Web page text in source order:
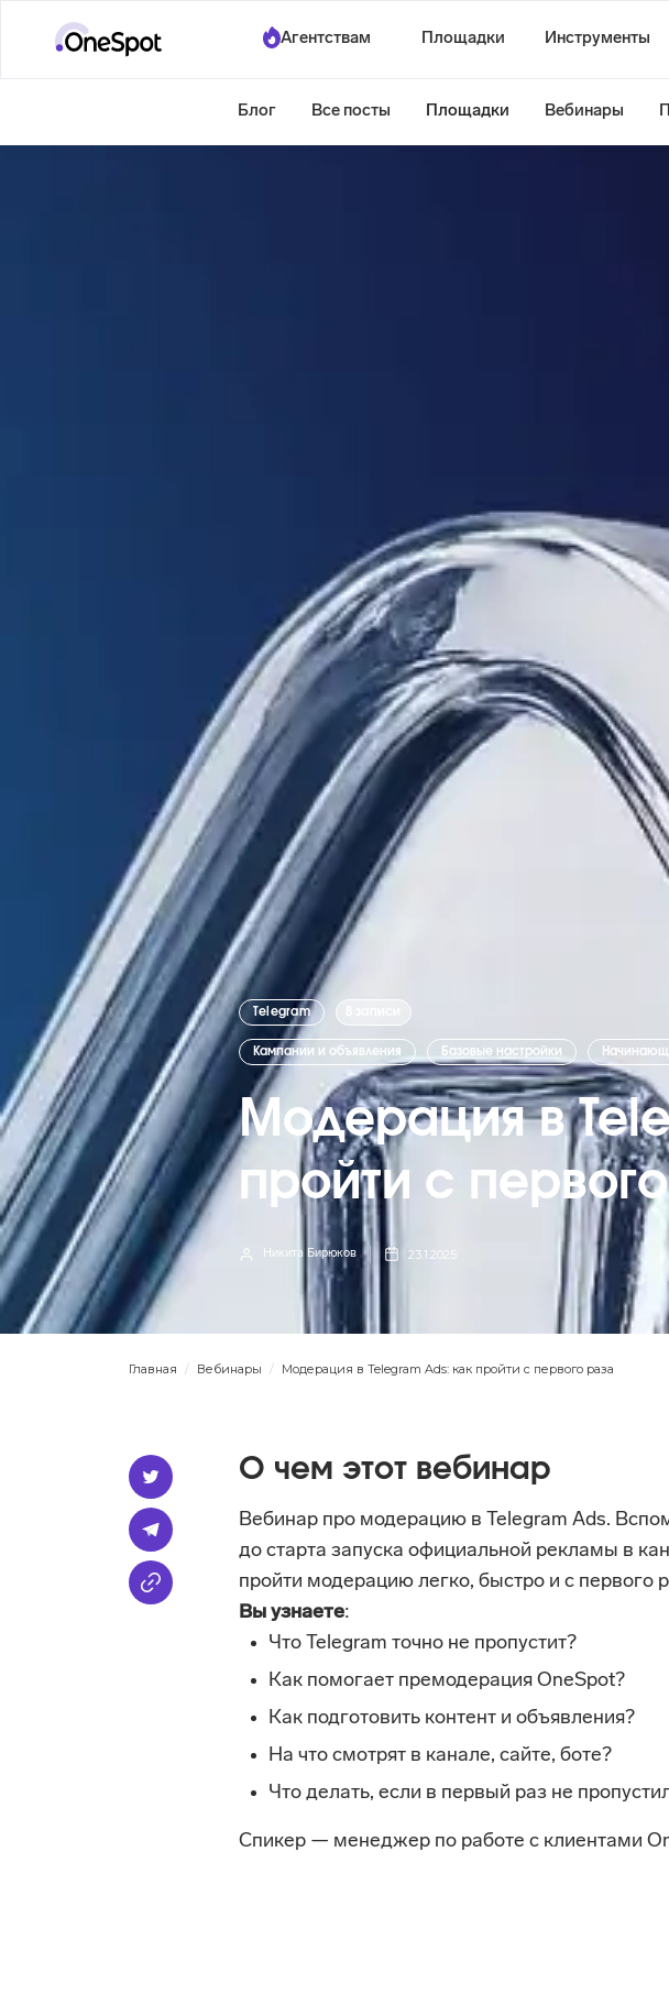
Агентствам Площадки Инструменты
Блог Все посты Площадки Вебинары
Telegram
Кампании и объявления Базовые настройки
Модерация в
пройти с
Никита Бирюков 23.1.2025
Главная / Вебинары / Модерация в Telegram Ads: как пройти с первого раза
О чем этот вебинар
Вебинар про модерацию в Telegram Ads.
до старта запуска официальной рекламы в
пройти модерацию легко, быстро и с первого
Вы узнаете:
Что Telegram точно не пропустит?
Как помогает премодерация OneSpot?
Как подготовить контент и объявления?
На что смотрят в канале, сайте, боте?
Что делать, если в первый раз не
Спикер — менеджер по работе с клиентами